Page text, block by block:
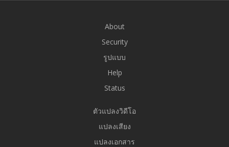
About
Security
รูปแบบ
Help
Status
ตัวแปลงวิดีโอ
แปลงเสียง
แปลงเอกสาร